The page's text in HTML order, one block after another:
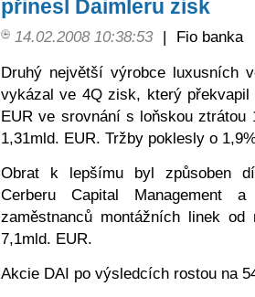
přinesl Daimleru zisk
14.02.2008 10:38:53 |
Fio banka
Druhý největší výrobce luxusních
vykázal ve 4Q zisk, který
EUR ve srovnání s loňskou
1,31mld. EUR. Tržby poklesly o
Obrat k lepšímu byl způsoben
Cerberu Capital Management
zaměstnanců montážních linek
7,1mld. EUR.
Akcie DAI po výsledcích rostou na